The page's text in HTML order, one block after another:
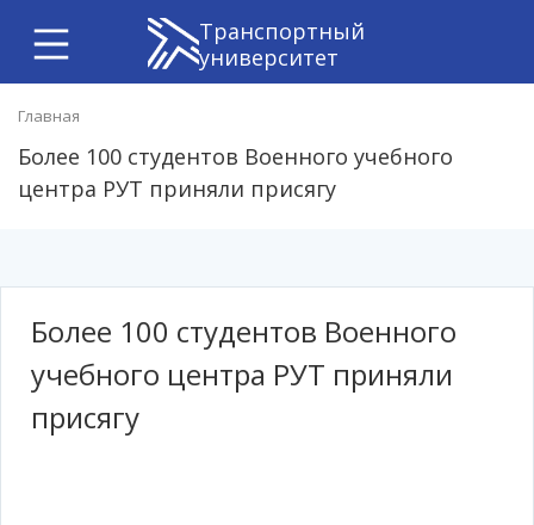
Транспортный
университет
Главная
Более 100 студентов Военного учебного
центра РУТ приняли присягу
Более 100 студентов Военного
учебного центра РУТ приняли
присягу